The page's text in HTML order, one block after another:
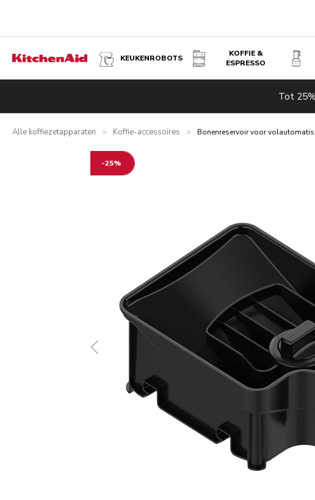
KEUKENROBOTS
KOFFIE &
ESPRESSO
Tot
Alle koffiezetapparaten > Koffie-accessoires > Bonenreservoir voor
Technische
-25%